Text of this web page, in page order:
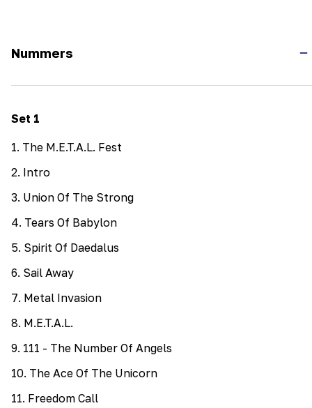
Nummers
Set 1
1. The M.E.T.A.L. Fest
2. Intro
3. Union Of The Strong
4. Tears Of Babylon
5. Spirit Of Daedalus
6. Sail Away
7. Metal Invasion
8. M.E.T.A.L.
9. 111 - The Number Of Angels
10. The Ace Of The Unicorn
11. Freedom Call